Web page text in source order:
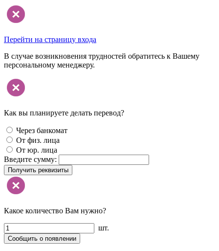
Перейти на страницу входа
В случае возникновения трудностей обратитесь к Вашему
персональному менеджеру.
Как вы планируете делать перевод?
Через банкомат
От физ. лица
От юр. лица
Введите сумму:
Получить реквизиты
Какое количество Вам нужно?
шт.
Сообщить о появлении